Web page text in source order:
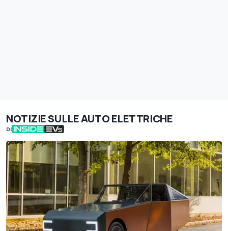
NOTIZIE SULLE AUTO ELETTRICHE
DI